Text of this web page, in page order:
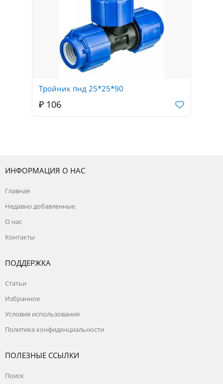
Тройник пнд 25*25*90
₽ 106
ИНФОРМАЦИЯ О НАС
Главная
Недавно добавленные
О нас
Контакты
ПОДДЕРЖКА
Статьи
Избранное
Условия использования
Политика конфиденциальности
ПОЛЕЗНЫЕ ССЫЛКИ
Поиск